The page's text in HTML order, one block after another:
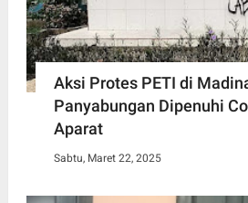
Aksi Protes PETI di
Panyabungan Dipenuhi
Aparat
Sabtu, Maret 22, 2025